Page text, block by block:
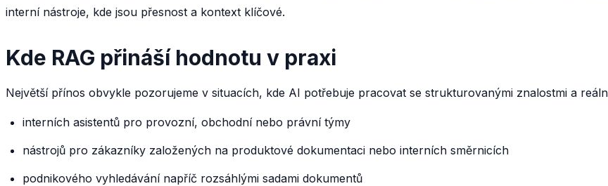
interní nástroje, kde jsou přesnost a kontext klíčové.
Kde RAG přináší hodnotu v praxi
Největší přínos obvykle pozorujeme v situacích, kde AI potřebuje pracovat se strukturovanými znalostmi a
interních asistentů pro provozní, obchodní nebo právní týmy
nástrojů pro zákazníky založených na produktové dokumentaci nebo interních směrnicích
podnikového vyhledávání napříč rozsáhlými sadami dokumentů